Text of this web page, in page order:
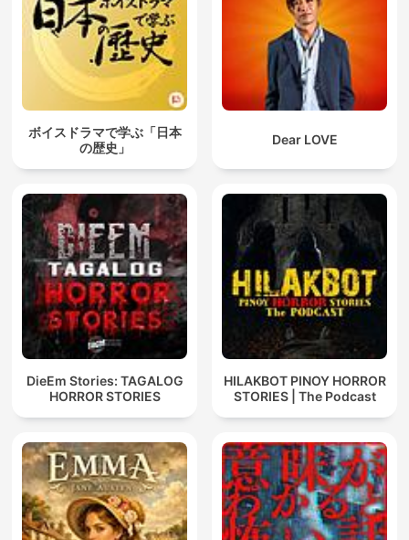
ボイスドラマで学ぶ「日本
の歴史」
Dear LOVE
DieEm Stories: TAGALOG
HORROR STORIES
HILAKBOT PINOY HORROR
STORIES | The Podcast